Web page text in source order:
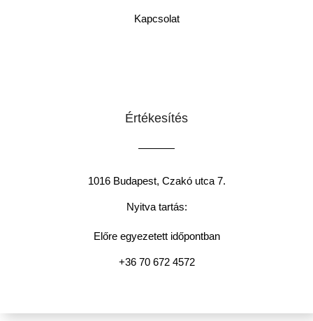
Kapcsolat
Értékesítés
1016 Budapest, Czakó utca 7.
Nyitva tartás:
Előre egyezetett időpontban
+36 70 672 4572